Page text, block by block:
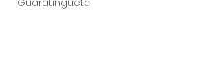
Guaratinguetá